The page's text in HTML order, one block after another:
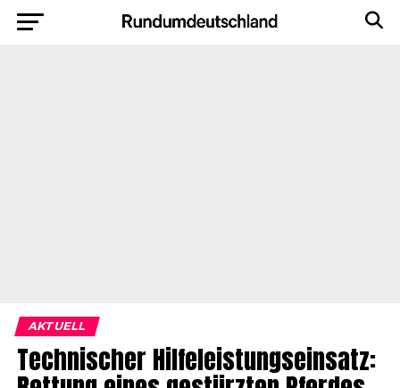
AKTUELL
Technischer Hilfeleistungseinsatz: